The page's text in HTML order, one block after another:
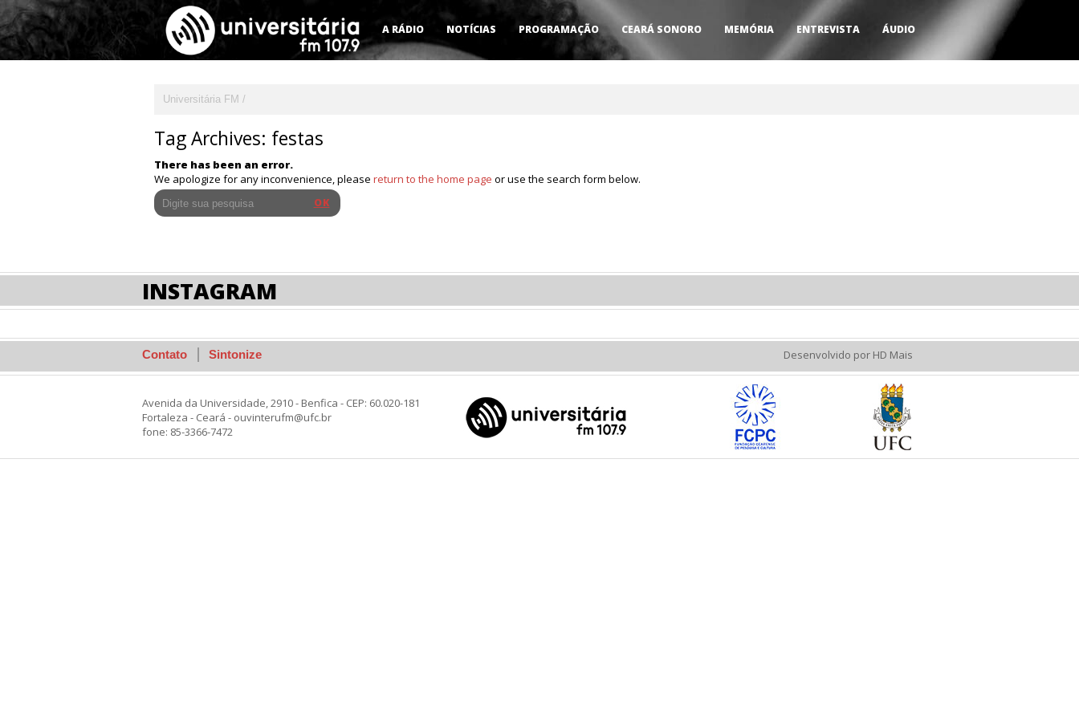
A RÁDIO NOTÍCIAS PROGRAMAÇÃO CEARÁ SONORO MEMÓRIA ENTREVISTA ÁUDIO
Universitária FM
Tag Archives: festas
There has been an error.
We apologize for any inconvenience, please return to the home page or use the search form below.
INSTAGRAM
Contato Sintonize Desenvolvido por HD Mais
Avenida da Universidade, 2910 - Benfica - CEP: 60.020-181
Fortaleza - Ceará - ouvinterufm@ufc.br
fone: 85-3366-7472